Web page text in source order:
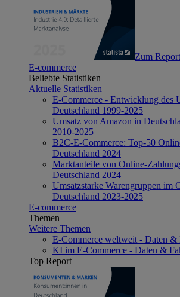
Zum Report
E-commerce
Beliebte Statistiken
Aktuelle Statistiken
E-Commerce - Entwicklung des
Deutschland 1999-2025
Umsatz von Amazon in
2010-2025
B2C-E-Commerce: Top-50
Deutschland 2024
Marktanteile von Online-
Deutschland 2024
Umsatzstarke Warengruppen im
Deutschland 2023-2025
E-commerce
Themen
Weitere Themen
E-Commerce weltweit - Daten &
KI im E-Commerce - Daten &
Top Report